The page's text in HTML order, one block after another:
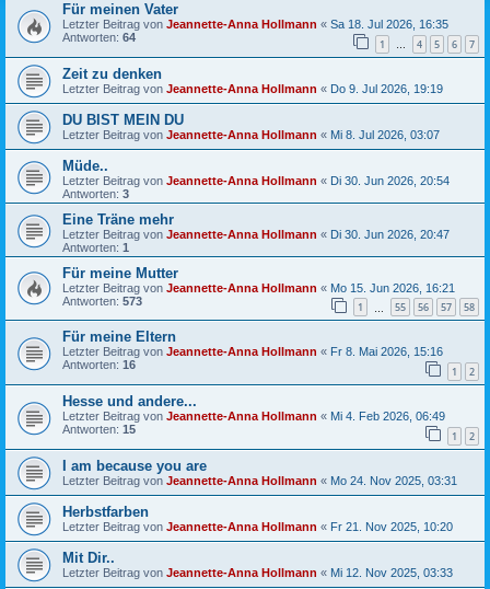
Für meinen Vater
Letzter Beitrag von Jeannette-Anna Hollmann « Sa 18. Jul 2026, 16:35
Antworten: 64 1 … 4 5 6 7
Zeit zu denken
Letzter Beitrag von Jeannette-Anna Hollmann « Do 9. Jul 2026, 19:19
DU BIST MEIN DU
Letzter Beitrag von Jeannette-Anna Hollmann « Mi 8. Jul 2026, 03:07
Müde..
Letzter Beitrag von Jeannette-Anna Hollmann « Di 30. Jun 2026, 20:54
Antworten: 3
Eine Träne mehr
Letzter Beitrag von Jeannette-Anna Hollmann « Di 30. Jun 2026, 20:47
Antworten: 1
Für meine Mutter
Letzter Beitrag von Jeannette-Anna Hollmann « Mo 15. Jun 2026, 16:21
Antworten: 573 1 55 56 57 58
Für meine Eltern
Letzter Beitrag von Jeannette-Anna Hollmann « Fr 8. Mai 2026, 15:16
Antworten: 16 1 2
Hesse und andere...
Letzter Beitrag von Jeannette-Anna Hollmann « Mi 4. Feb 2026, 06:49
Antworten: 15 1 2
I am because you are
Letzter Beitrag von Jeannette-Anna Hollmann « Mo 24. Nov 2025, 03:31
Herbstfarben
Letzter Beitrag von Jeannette-Anna Hollmann « Fr 21. Nov 2025, 10:20
Mit Dir..
Letzter Beitrag von Jeannette-Anna Hollmann « Mi 12. Nov 2025, 03:33